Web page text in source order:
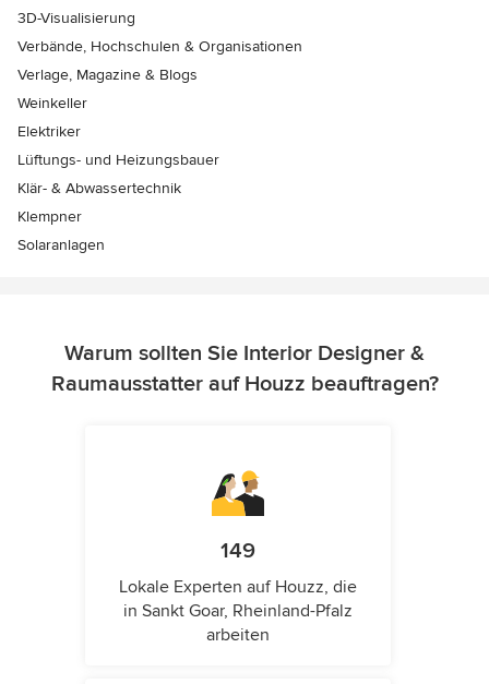
3D-Visualisierung
Verbände, Hochschulen & Organisationen
Verlage, Magazine & Blogs
Weinkeller
Elektriker
Lüftungs- und Heizungsbauer
Klär- & Abwassertechnik
Klempner
Solaranlagen
Warum sollten Sie Interior Designer &
Raumausstatter auf Houzz beauftragen?
149
Lokale Experten auf Houzz, die
in Sankt Goar, Rheinland-Pfalz
arbeiten